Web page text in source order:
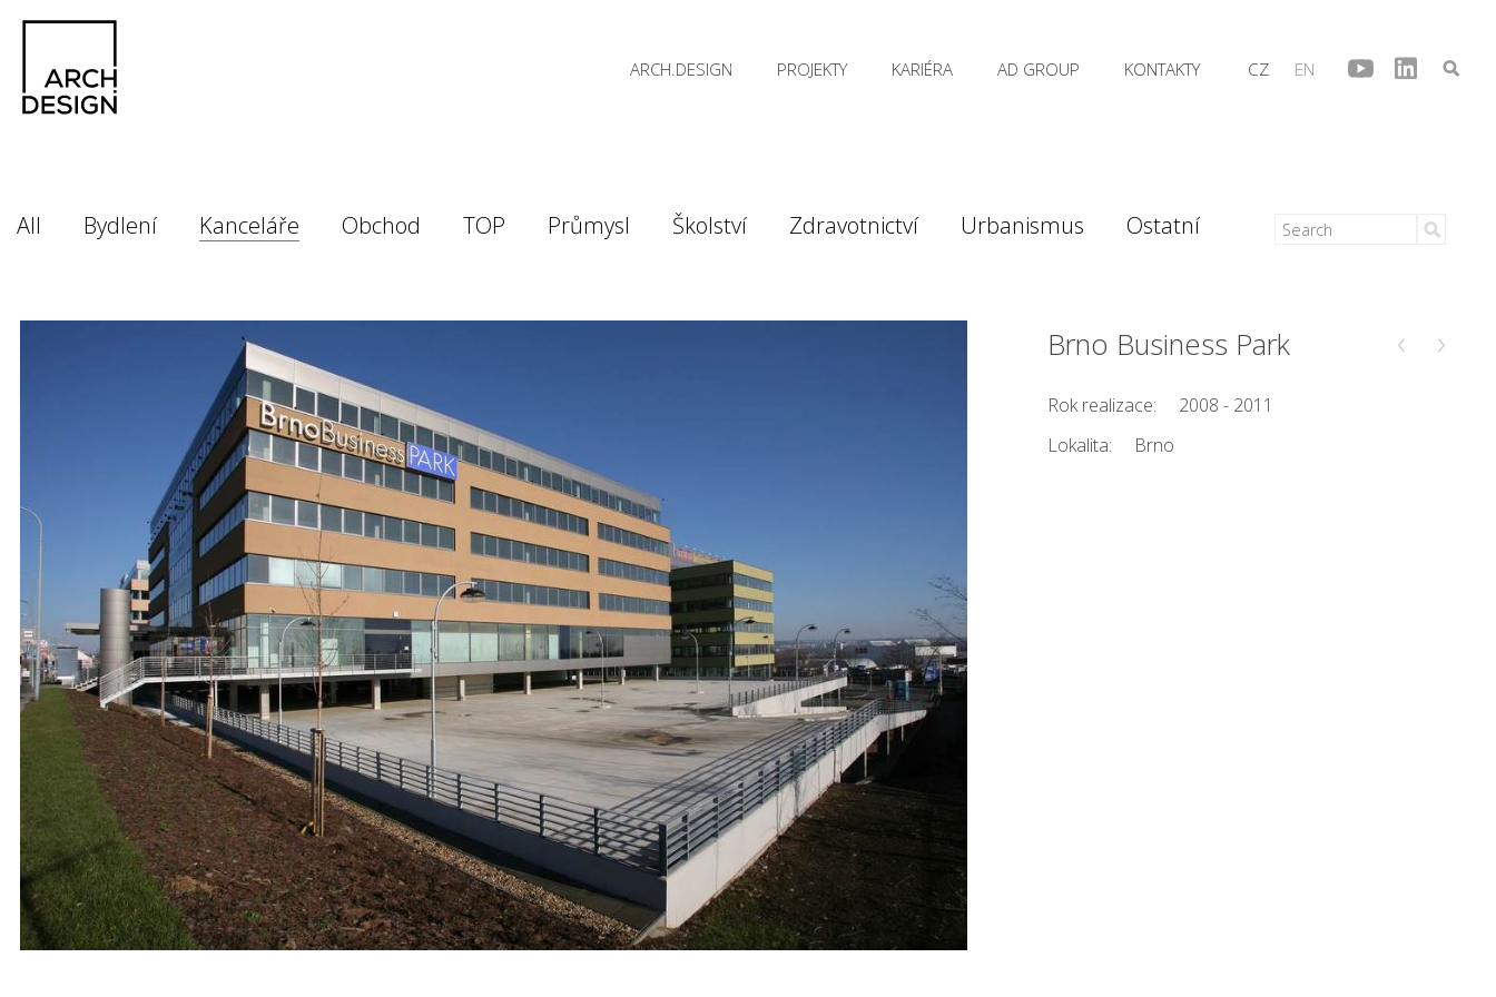
CZ EN
ARCH.DESIGN PROJEKTY KARIÉRA AD GROUP KONTAKTY
All Bydlení Kanceláře Obchod TOP Průmysl Školství Zdravotnictví Urbanismus Ostatní
‹ ›
Brno Business Park
Rok realizace:
2008 - 2011
Lokalita:
Brno